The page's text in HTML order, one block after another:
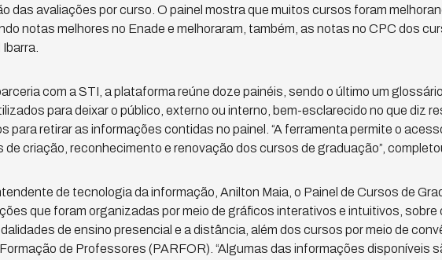
das avaliações por curso. O painel mostra que muitos cursos foram
notas melhores no Enade e melhoraram, também, as notas no CPC dos
com a STI, a plataforma reúne doze painéis, sendo o último um
para deixar o público, externo ou interno, bem-esclarecido no que diz
para retirar as informações contidas no painel. “A ferramenta permite o
criação, reconhecimento e renovação dos cursos de graduação”,
de tecnologia da informação, Anilton Maia, o Painel de Cursos de
que foram organizadas por meio de gráficos interativos e intuitivos, sobre
de ensino presencial e a distância, além dos cursos por meio de
de Professores (PARFOR). “Algumas das informações disponíveis